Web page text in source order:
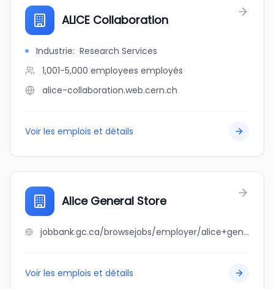
ALICE Collaboration
Industrie: Research Services
1,001-5,000 employees employés
alice-collaboration.web.cern.ch
Voir les emplois et détails
Alice General Store
jobbank.gc.ca/browsejobs/employer/alice+general+store/ca
Voir les emplois et détails